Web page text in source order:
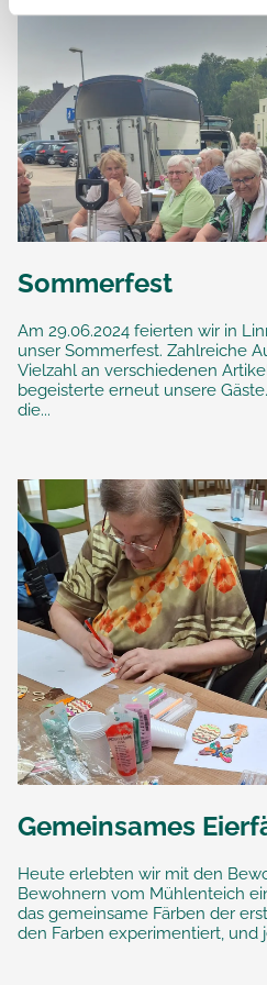
Sommerfest
Am 29.06.2024 feierten wir in
unser Sommerfest. Zahlreiche
Vielzahl an verschiedenen
begeisterte erneut unsere
die...
Gemeinsames
Heute erlebten wir mit den
Bewohnern vom Mühlenteich
das gemeinsame Färben der
den Farben experimentiert, und